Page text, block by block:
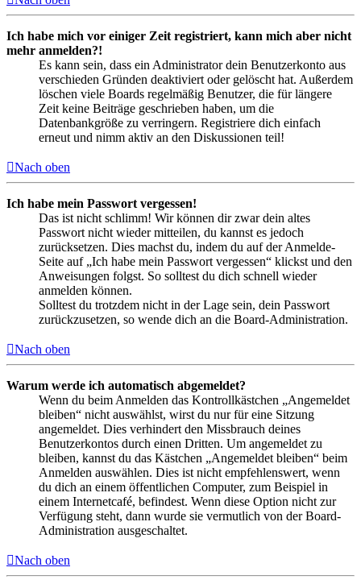
Ich habe mich vor einiger Zeit registriert, kann mich aber nicht
mehr anmelden?!
Es kann sein, dass ein Administrator dein Benutzerkonto aus
verschieden Gründen deaktiviert oder gelöscht hat. Außerdem
löschen viele Boards regelmäßig Benutzer, die für längere
Zeit keine Beiträge geschrieben haben, um die
Datenbankgröße zu verringern. Registriere dich einfach
erneut und nimm aktiv an den Diskussionen teil!
Nach oben
Ich habe mein Passwort vergessen!
Das ist nicht schlimm! Wir können dir zwar dein altes
Passwort nicht wieder mitteilen, du kannst es jedoch
zurücksetzen. Dies machst du, indem du auf der Anmelde-
Seite auf „Ich habe mein Passwort vergessen“ klickst und den
Anweisungen folgst. So solltest du dich schnell wieder
anmelden können.
Solltest du trotzdem nicht in der Lage sein, dein Passwort
zurückzusetzen, so wende dich an die Board-Administration.
Nach oben
Warum werde ich automatisch abgemeldet?
Wenn du beim Anmelden das Kontrollkästchen „Angemeldet
bleiben“ nicht auswählst, wirst du nur für eine Sitzung
angemeldet. Dies verhindert den Missbrauch deines
Benutzerkontos durch einen Dritten. Um angemeldet zu
bleiben, kannst du das Kästchen „Angemeldet bleiben“ beim
Anmelden auswählen. Dies ist nicht empfehlenswert, wenn
du dich an einem öffentlichen Computer, zum Beispiel in
einem Internetcafé, befindest. Wenn diese Option nicht zur
Verfügung steht, dann wurde sie vermutlich von der Board-
Administration ausgeschaltet.
Nach oben